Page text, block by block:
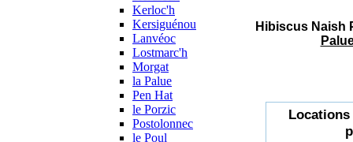
Kerloc'h
Kersiguénou
Lanvéoc
Lostmarc'h
Morgat
la Palue
Pen Hat
le Porzic
Postolonnec
le Poul
Hibiscus Naish
Locations